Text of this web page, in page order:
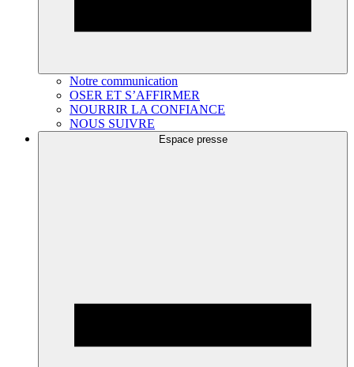
Notre communication
OSER ET S’AFFIRMER
NOURRIR LA CONFIANCE
NOUS SUIVRE
Espace presse